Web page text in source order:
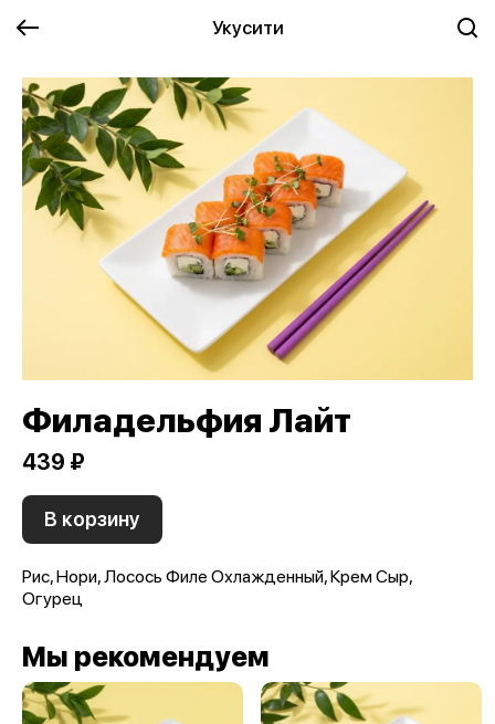
Укусити
Филадельфия Лайт
439 ₽
В корзину
Рис, Нори, Лосось Филе Охлажденный, Крем Сыр,
Огурец
Мы рекомендуем